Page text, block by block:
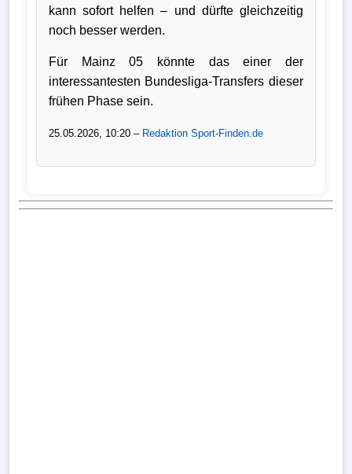
kann sofort helfen – und dürfte gleichzeitig
noch besser werden.
Für Mainz 05 könnte das einer der
interessantesten Bundesliga-Transfers dieser
frühen Phase sein.
25.05.2026, 10:20 – Redaktion Sport-Finden.de